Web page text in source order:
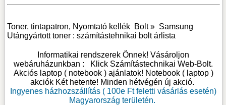
Toner, tintapatron, Nyomtató kellék Bolt » Samsung
Utángyártott toner : számítástehnikai bolt árlista
Informatikai rendszerek Önnek! Vásároljon
webáruházunkban : Klick Számítástechnikai Web-Bolt.
Akciós laptop ( notebook ) ajánlatok! Notebook ( laptop )
akciók Két hetente! Minden hétvégén új akció.
Ingyenes házhozszállítás ( 100e Ft feletti vásárlás esetén)
Magyarország területén.